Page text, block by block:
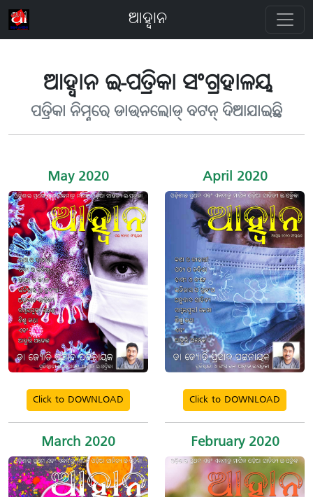
ଆହ୍ବାନ
ଆହ୍ବାନ ଇ-ପତ୍ରିକା ସଂଗ୍ରହାଳୟ
ପତ୍ରିକା ନିମ୍ନରେ ଡାଉନଲୋଡ୍ ବଟନ୍ ଦିଆଯାଇଛି
May 2020
Click to DOWNLOAD
April 2020
Click to DOWNLOAD
March 2020 February 2020